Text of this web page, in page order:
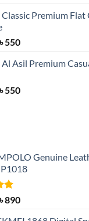
1,500.
is:Premium Flat
Original
৳550Current
is:
Asil Premium
Original
৳550Current
Genuine
Original
৳890Current